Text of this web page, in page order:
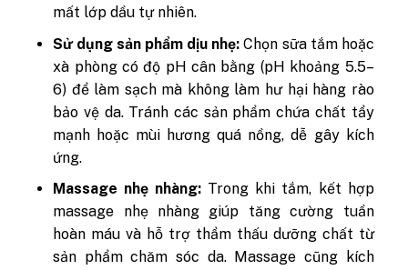
mất lớp dầu tự nhiên.
Sử dụng sản phẩm dịu nhẹ:Chọn sữa tắm hoặc
xà phòng có độ pH cân bằng (pH khoảng 5.5–
6) để làm sạch mà không làm hư hại hàng rào
bảo vệ da. Tránh các sản phẩm chứa chất tẩy
mạnh hoặc mùi hương quá nồng, dễ gây kích
ứng.
Massage nhẹ nhàng: Trong khi tắm, kết hợp
massage nhẹ nhàng giúp tăng cường tuần
hoàn máu và hỗ trợ thẩm thấu dưỡng chất từ
sản phẩm chăm sóc da. Massage cũng kích